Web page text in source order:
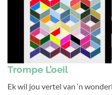
Trompe L’oeil
Ek wil jou vertel van ‘n